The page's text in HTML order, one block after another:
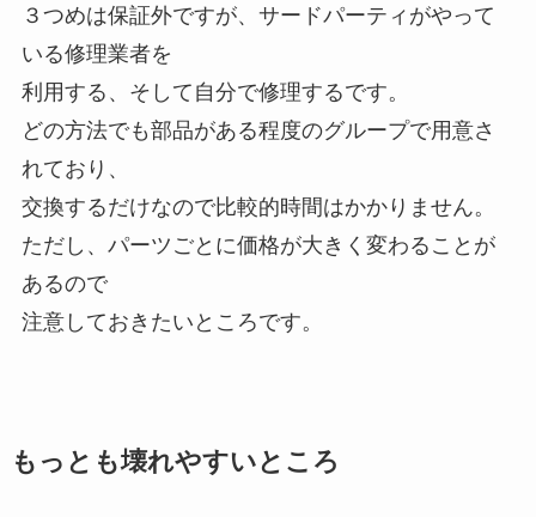
３つめは保証外ですが、サードパーティがやって
いる修理業者を
利用する、そして自分で修理するです。
どの方法でも部品がある程度のグループで用意さ
れており、
交換するだけなので比較的時間はかかりません。
ただし、パーツごとに価格が大きく変わることが
あるので
注意しておきたいところです。
もっとも壊れやすいところ